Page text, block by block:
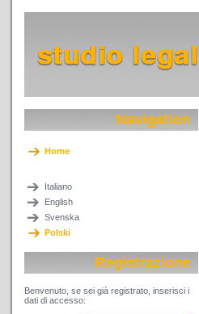
Navigation
Home
Italiano
English
Svenska
Polski
Registrazione
Benvenuto, se sei già registrato, inserisci i
dati di accesso: